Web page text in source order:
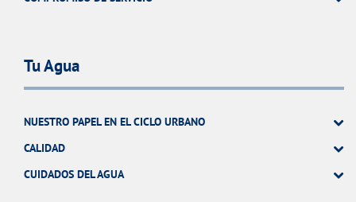
Tu Agua
NUESTRO PAPEL EN EL CICLO URBANO
CALIDAD
CUIDADOS DEL AGUA